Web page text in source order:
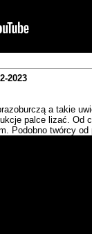
2023
a takie
palce lizać. Od
Podobno twórcy